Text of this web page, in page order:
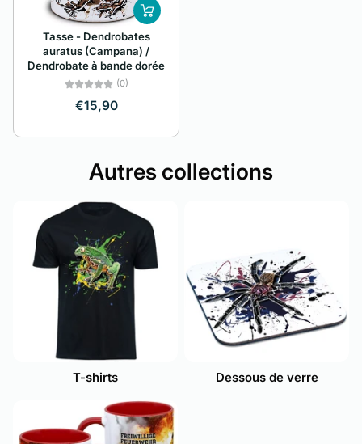
Tasse - Dendrobates
auratus (Campana) /
Dendrobate à bande dorée
(0)
€15,90
Autres collections
T-shirts Dessous de verre